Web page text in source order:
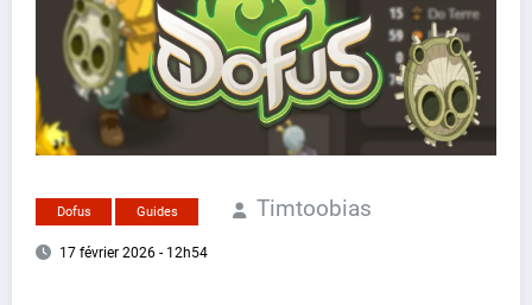
Dofus Guides Timtoobias
17 février 2026 - 12h54